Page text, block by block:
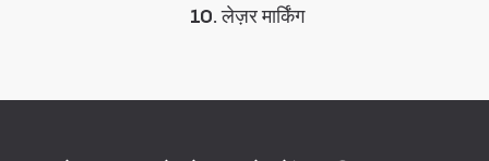
10. लेज़र मार्किंग